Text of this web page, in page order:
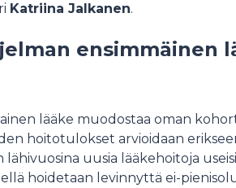
Katriina Jalkanen.
ensimmäinen
lääke muodostaa oman
hoitotulokset arvioidaan
uusia lääkehoitoja
hoidetaan levinnyttä ei-